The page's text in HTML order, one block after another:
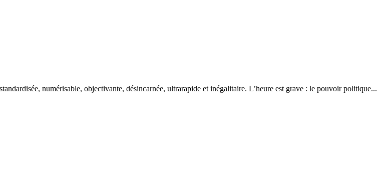
numérisable, objectivante, désincarnée, ultrarapide et inégalitaire. L’heure est grave : le pouvoir politique...